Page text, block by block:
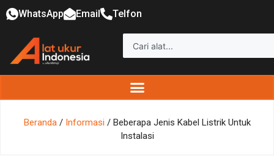
WhatsApp Email Telfon
Beranda/ Informasi / Beberapa Jenis Kabel Listrik Untuk
Instalasi